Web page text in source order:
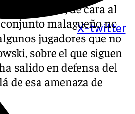
X-twitter
Navarro, de cara al
malagueño no
jugadores que no
sobre el que siguen
salido en defensa del
de esa amenaza de